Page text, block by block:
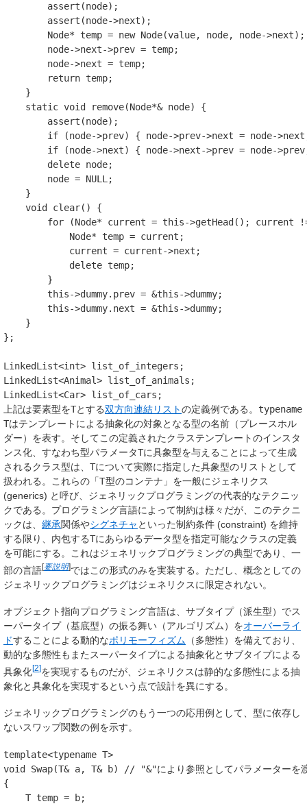
assert (node);
assert (node->next);
Node* temp = new Node(value, node, node->next);
node->next->prev = temp;
node->next = temp;
return temp;
}
static void remove(Node*& node)
{
assert (node);
if
(node->prev) { node->prev->next = node->next
if
(node->next) { node->next->prev = node->prev
delete node;
node = NULL ;
}
void
clear()
{
for
(Node* current = this->getHead (); current
Node* temp = current ;
current = current->next ;
delete temp;
}
this->dummy. prev = &this->dummy;
this->dummy. next = &this->dummy;
}
};
LinkedList<int> list_of_integers ;
LinkedList<Animal> list_of_animals ;
LinkedList<Car> list_of_cars ;
上記は要素型をTとする双方向連結リストの定義例である。 typename
Tはテンプレートによる抽象化の対象となる型の名前（プレースホル
ダー）を表す。そしてこの定義されたクラステンプレートのインスタ
ンス化 、すなわち型パラメータTに具象型を与えることによって生成
されるクラス型は、 Tについて実際に指定した具象型のリストとして
扱われる。これらの「T型のコンテナ」を一般にジェネリクス
(generics) と呼び、ジェネリックプログラミングの代表的なテクニッ
クである。プログラミング言語によって制約は様々だが、このテクニ
ックは、 継承関係やシグネチャ といった制約条件 (constraint) を維持
する限り、内包するTにあらゆるデータ型を指定可能なクラスの定義
を可能にする。これはジェネリックプログラミングの典型であり、一
部の言語[要説明]ではこの形式のみを実装する。ただし、概念としての
ジェネリックプログラミングはジェネリクスに限定されない。
オブジェクト指向プログラミング言語は、サブタイプ（派生型）でス
ーパータイプ（基底型）の振る舞い（アルゴリズム）をオーバーライ
ドすることによる動的なポリモーフィズム （多態性）を備えており、
動的な多態性もまたスーパータイプによる抽象化とサブタイプによる
具象化[2]を実現するものだが、ジェネリクスは静的な多態性による抽
象化と具象化を実現するという点で設計を異にする。
ジェネリックプログラミングのもう一つの応用例として、型に依存し
ないスワップ関数の例を示す。
template<typename T>
void
Swap(T& a, T& b)
// "&"により参照としてパラメーターを
{
T temp = b;